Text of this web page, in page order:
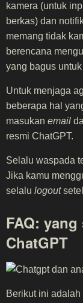
kamera (untuk
berkas) dan
memang tidak
berencana
yang bagus
Untuk menjaga
beberapa hal
masukan email
resmi ChatGPT.
Selalu waspada
Jika kamu
selalu logout
FAQ:
ChatGPT
Berikut ini